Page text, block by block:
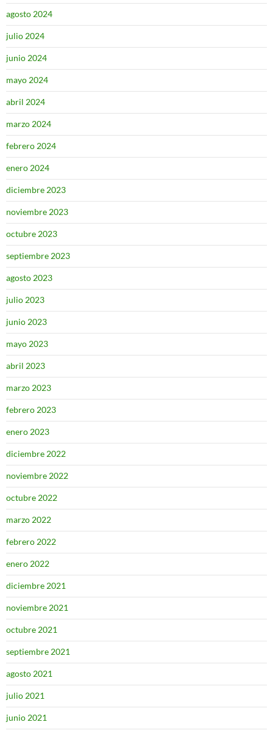
agosto 2024
julio 2024
junio 2024
mayo 2024
abril 2024
marzo 2024
febrero 2024
enero 2024
diciembre 2023
noviembre 2023
octubre 2023
septiembre 2023
agosto 2023
julio 2023
junio 2023
mayo 2023
abril 2023
marzo 2023
febrero 2023
enero 2023
diciembre 2022
noviembre 2022
octubre 2022
marzo 2022
febrero 2022
enero 2022
diciembre 2021
noviembre 2021
octubre 2021
septiembre 2021
agosto 2021
julio 2021
junio 2021